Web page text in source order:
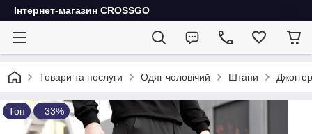
Інтернет-магазин CROSSGO
Товари та послуги Одяг чоловічий Штани
Топ –33%